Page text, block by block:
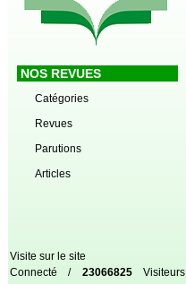
NOS REVUES
Catégories
Revues
Parutions
Articles
Visite sur le site
Connecté / 23066825Visiteurs